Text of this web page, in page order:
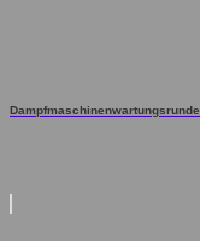
Dampfmaschinenwartungsrunde